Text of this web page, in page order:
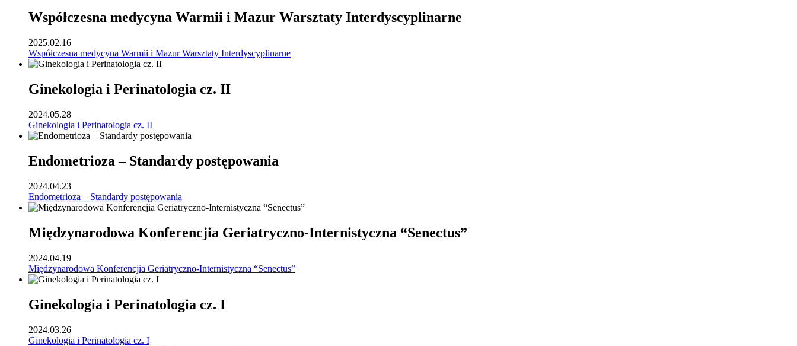
Współczesna medycyna Warmii i Mazur Warsztaty Interdyscyplinarne
2025.02.16
Współczesna medycyna Warmii i Mazur Warsztaty Interdyscyplinarne
Ginekologia i Perinatologia cz. II
2024.05.28
Ginekologia i Perinatologia cz. II
Endometrioza – Standardy postępowania
2024.04.23
Endometrioza – Standardy postępowania
Międzynarodowa Konferencjia Geriatryczno-Internistyczna “Senectus”
2024.04.19
Międzynarodowa Konferencjia Geriatryczno-Internistyczna “Senectus”
Ginekologia i Perinatologia cz. I
2024.03.26
Ginekologia i Perinatologia cz. I